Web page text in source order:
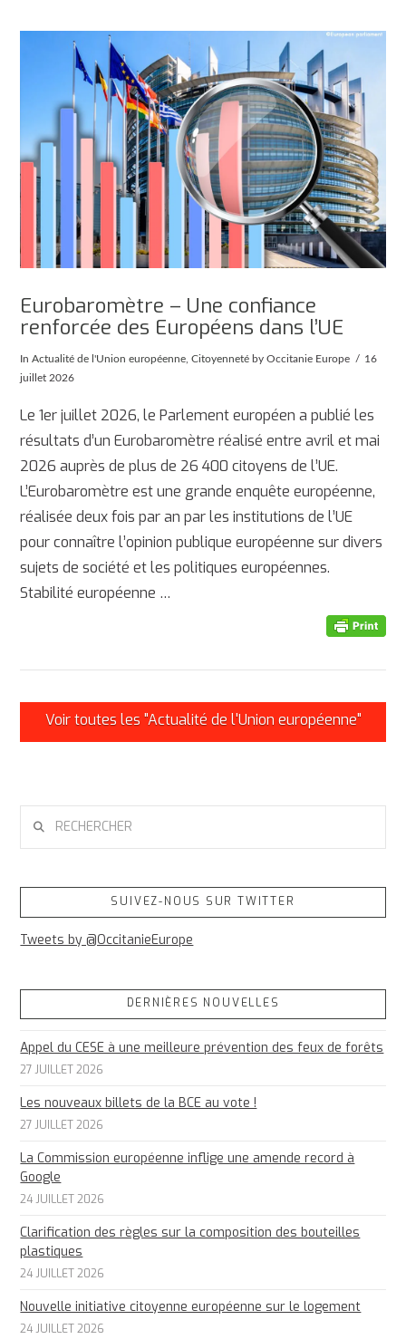
Eurobaromètre – Une confiance
renforcée des Européens dans l’UE
InActualité de l'Union européenne ,Citoyenneté by Occitanie Europe
16
juillet 2026
Le 1er juillet 2026, le Parlement européen a publié les
résultats d’un Eurobaromètre réalisé entre avril et mai
2026 auprès de plus de 26 400 citoyens de l’UE.
L’Eurobaromètre est une grande enquête européenne,
réalisée deux fois par an par les institutions de l’UE
pour connaître l’opinion publique européenne sur divers
sujets de société et les politiques européennes.
Stabilité européenne …
Voir toutes les "Actualité de l'Union européenne"
SUIVEZ-NOUS SUR TWITTER
Tweets by @OccitanieEurope
DERNIÈRES NOUVELLES
Appel du CESE à une meilleure prévention des feux de forêts
27 JUILLET 2026
Les nouveaux billets de la BCE au vote !
27 JUILLET 2026
La Commission européenne inflige une amende record à
Google
24 JUILLET 2026
Clarification des règles sur la composition des bouteilles
plastiques
24 JUILLET 2026
Nouvelle initiative citoyenne européenne sur le logement
24 JUILLET 2026